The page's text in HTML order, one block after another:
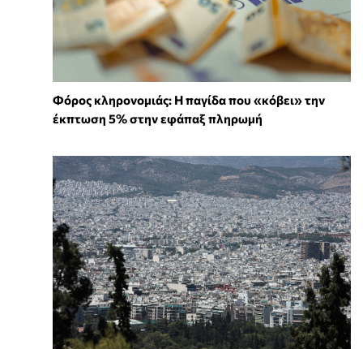
Φόρος κληρονομιάς: Η παγίδα που «κόβει» την
έκπτωση 5% στην εφάπαξ πληρωμή